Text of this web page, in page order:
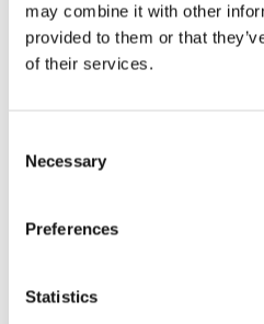
may combine it with other
provided to them or that
of their services.
Selection
Necessary
Preferences
Statistics
Meer van Schriften A5-